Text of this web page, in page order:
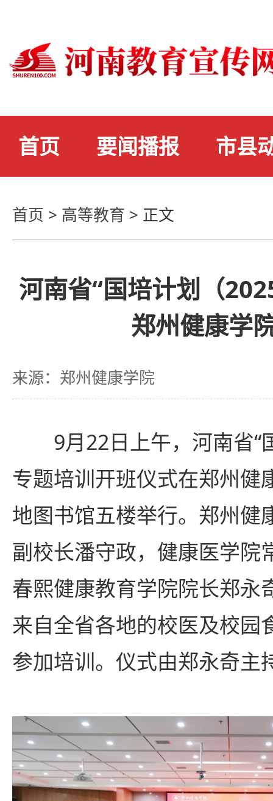
首页 要闻播报 市县
首页 > 高等教育 > 正文
河南省“国培计划（
郑州健康学
来源：郑州健康学院
9月22日上午，河南省“
专题培训开班仪式在郑州健
地图书馆五楼举行。郑州健
副校长潘守政，健康医学院
春熙健康教育学院院长郑永
来自全省各地的校医及校园
参加培训。仪式由郑永奇主